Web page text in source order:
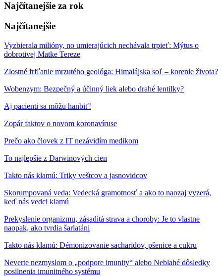
Najčítanejšie za rok
Najčítanejšie
Vyzbierala milióny, no umierajúcich nechávala trpieť: Mýtus o
dobrotivej Matke Tereze
Zlostné frfľanie mrzutého geológa: Himalájska soľ – korenie života?
Wobenzym: Bezpečný a účinný liek alebo drahé lentilky?
Aj pacienti sa môžu hanbiť!
Zopár faktov o novom koronavíruse
Prečo ako človek z IT nezávidím medikom
To najlepšie z Darwinových cien
Takto nás klamú: Triky veštcov a jasnovidcov
Skorumpovaná veda: Vedecká gramotnosť a ako to naozaj vyzerá,
keď nás vedci klamú
Prekyslenie organizmu, zásaditá strava a choroby: Je to vlastne
naopak, ako tvrdia šarlatáni
Takto nás klamú: Démonizovanie sacharidov, pšenice a cukru
Neverte nezmyslom o „podpore imunity“ alebo Neblahé dôsledky
posilnenia imunitného systému